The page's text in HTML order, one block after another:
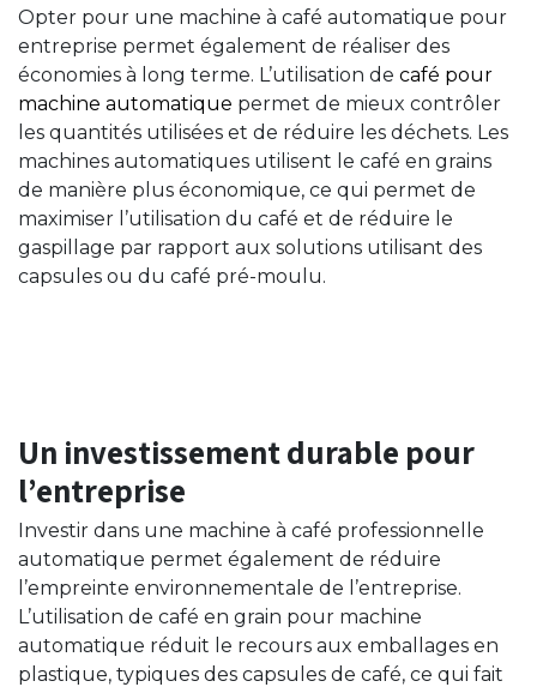
Opter pour une machine à café automatique pour
entreprise permet également de réaliser des
économies à long terme. L’utilisation de café pour
machine automatique permet de mieux contrôler
les quantités utilisées et de réduire les déchets. Les
machines automatiques utilisent le café en grains
de manière plus économique, ce qui permet de
maximiser l’utilisation du café et de réduire le
gaspillage par rapport aux solutions utilisant des
capsules ou du café pré-moulu.
Un investissement durable pour
l’entreprise
Investir dans une machine à café professionnelle
automatique permet également de réduire
l’empreinte environnementale de l’entreprise.
L’utilisation de café en grain pour machine
automatique réduit le recours aux emballages en
plastique, typiques des capsules de café, ce qui fait